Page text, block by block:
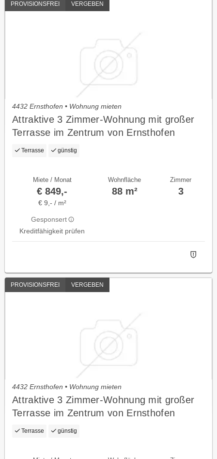
PROVISIONSFREI VERGEBEN
4432 Ernsthofen • Wohnung mieten
Attraktive 3 Zimmer-Wohnung mit großer
Terrasse im Zentrum von Ernsthofen
Terrasse günstig
Miete / Monat
€ 849,-
€ 9,- / m²
Gesponsert
Kreditfähigkeit prüfen
Wohnfläche
88 m²
Zimmer
3
PROVISIONSFREI VERGEBEN
4432 Ernsthofen • Wohnung mieten
Attraktive 3 Zimmer-Wohnung mit großer
Terrasse im Zentrum von Ernsthofen
Terrasse günstig